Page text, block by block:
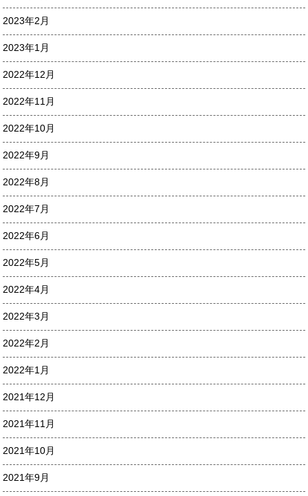
2023年2月
2023年1月
2022年12月
2022年11月
2022年10月
2022年9月
2022年8月
2022年7月
2022年6月
2022年5月
2022年4月
2022年3月
2022年2月
2022年1月
2021年12月
2021年11月
2021年10月
2021年9月